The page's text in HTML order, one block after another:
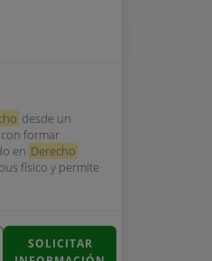
desde un
formar
en Derecho
físico y permite
SOLICITAR